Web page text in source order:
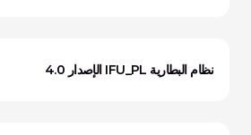
نظام البطارية IFU_PL الإصدار 4.0